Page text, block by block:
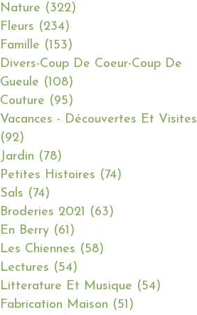
Nature (322)
Fleurs (234)
Famille (153)
Divers-Coup De Coeur-Coup De
Gueule (108)
Couture (95)
Vacances - Découvertes Et Visites
(92)
Jardin (78)
Petites Histoires (74)
Sals (74)
Broderies 2021
(63)
En Berry (61)
Les Chiennes (58)
Lectures (54)
Litterature Et Musique (54)
Fabrication Maison (51)